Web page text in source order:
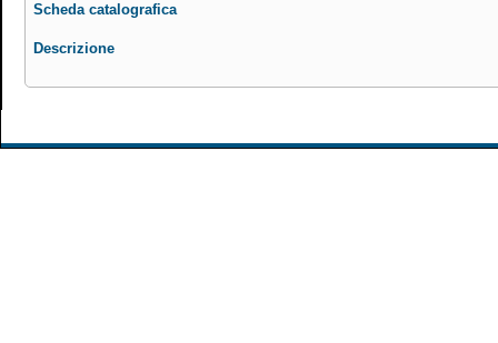
Scheda catalografica
Descrizione